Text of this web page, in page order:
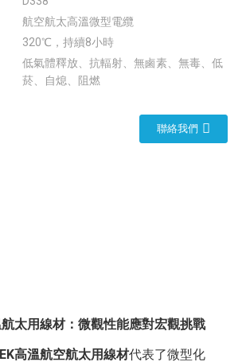
航空航太高溫微型電纜
320℃，持續8小時
低氣體釋放、抗輻射、無鹵素、無毒、低
菸、自熄、阻燃
聯絡我們
太用線材：微觀性能應對宏觀挑戰
高溫航空航太用線材代表了微型化